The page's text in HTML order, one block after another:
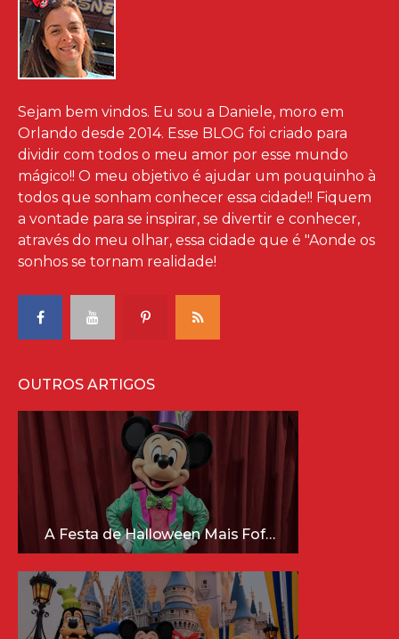
Sejam bem vindos. Eu sou a Daniele, moro em
Orlando desde 2014. Esse BLOG foi criado para
dividir com todos o meu amor por esse mundo
mágico!! O meu objetivo é ajudar um pouquinho à
todos que sonham conhecer essa cidade!! Fiquem
a vontade para se inspirar, se divertir e conhecer,
através do meu olhar, essa cidade que é "Aonde os
sonhos se tornam realidade!
OUTROS ARTIGOS
A Festa de Halloween Mais Fofa da Disney Está Chegando!